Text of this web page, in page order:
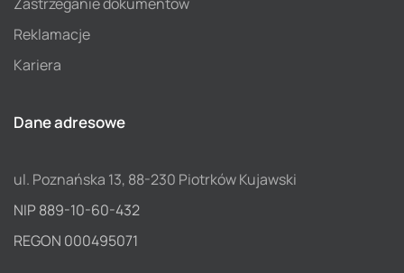
Reklamacje
Kariera
Dane adresowe
ul. Poznańska 13, 88-230 Piotrków Kujawski
NIP 889-10-60-432
REGON 000495071